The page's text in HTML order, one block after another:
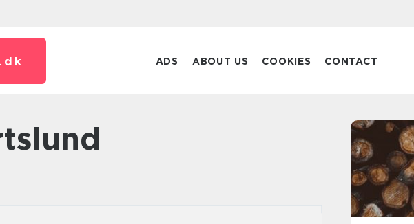
dk ADS ABOUT US COOKIES CONTACT